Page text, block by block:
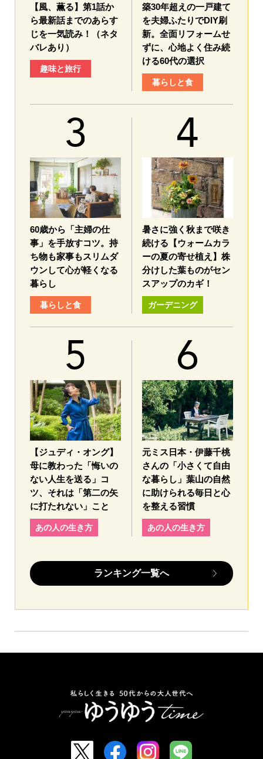
【風、薫る】第1話か
ら最新話までのあらす
じを一気読み！（ネタ
バレあり）
趣味と旅行
築30年超えの一戸建て
を夫婦ふたりでDIY刷
新。全面リフォームせ
ずに、心地よく住み続
ける60代の選択
暮らしと食
60歳から「主婦の仕
事」を手放すコツ。持
ち物も家事もスリムダ
ウンして心が軽くなる
暮らし
暮らしと食
暑さに強く秋まで咲き
続ける【ウォームカラ
ーの夏の寄せ植え】株
分けした葉ものがセン
スアップのカギ！
ガーデニング
【ジュディ・オング】
母に教わった「悔いの
ない人生を送る」コ
ツ、それは「第二の矢
に打たれない」こと
あの人の生き方
元ミス日本・伊藤千桃
さんの「小さくて自由
な暮らし」葉山の自然
に助けられる毎日と心
を整える習慣
あの人の生き方
ランキング一覧へ